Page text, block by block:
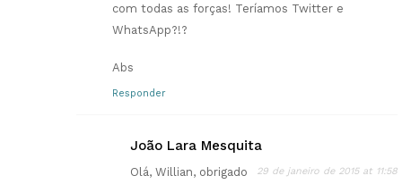
com todas as forças! Teríamos Twitter e
WhatsApp?!?
Abs
Responder
João Lara Mesquita
29 de janeiro de 2015 at 11:58
Olá, Willian, obrigado